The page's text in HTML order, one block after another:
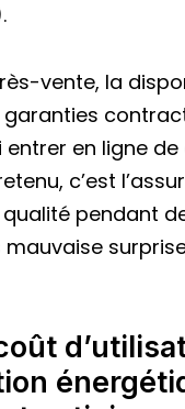
vente, la
garanties
en ligne de
c’est
pendant
mauvaise